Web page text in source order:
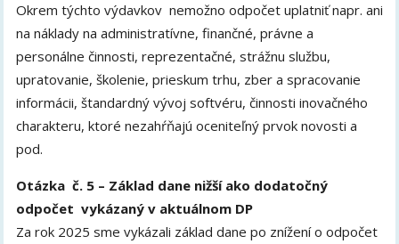
Okrem týchto výdavkov nemožno odpočet uplatniť napr. ani
na náklady na administratívne, finančné, právne a
personálne činnosti, reprezentačné, strážnu službu,
upratovanie, školenie, prieskum trhu, zber a spracovanie
informácii, štandardný vývoj softvéru, činnosti inovačného
charakteru, ktoré nezahŕňajú oceniteľný prvok novosti a
pod.
Otázka č. 5 – Základ dane nižší ako dodatočný
odpočet vykázaný v aktuálnom DP
Za rok 2025 sme vykázali základ dane po znížení o odpočet